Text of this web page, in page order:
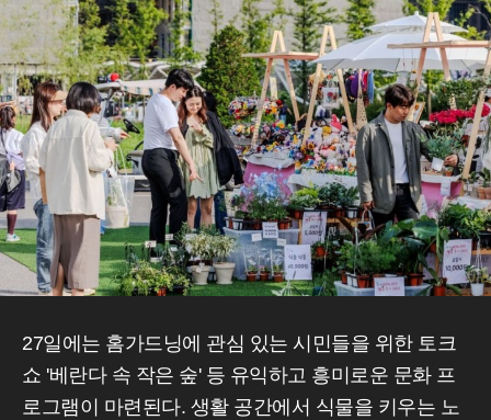
27일에는 홈가드닝에 관심 있는 시민들을 위한 토크
쇼 '베란다 속 작은 숲' 등 유익하고 흥미로운 문화 프
로그램이 마련된다. 생활 공간에서 식물을 키우는 노